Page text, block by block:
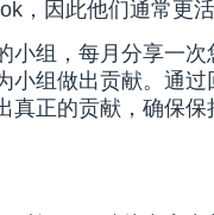
，因此他们通常更
小组，每月分享一
小组做出贡献。通
真正的贡献，确保